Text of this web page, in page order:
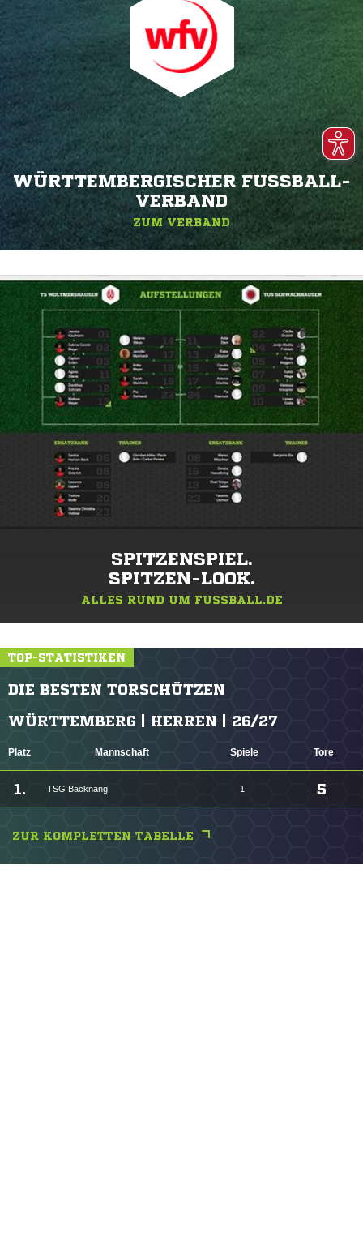
WÜRTTEMBERGISCHER FUSSBALL-V
ERBAND
ZUM VERBAND
SPITZENSPIEL.
SPITZEN-LOOK.
ALLES RUND UM FUSSBALL.DE
TOP-STATISTIKEN
DIE BESTEN TORSCHÜTZEN
WÜRTTEMBERG | HERREN | 26/27
Platz Mannschaft Spiele Tore
1. TSG Backnang 1 5
ZUR KOMPLETTEN TABELLE